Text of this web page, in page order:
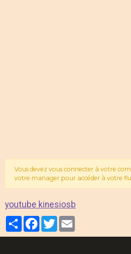
Vous devez vous connecter à votre
votre manager pour accéder à votre
youtube kinesiosb
PartagerFacebook
Twitter